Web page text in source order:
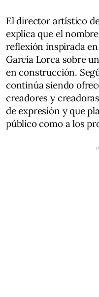
El director artístico
explica que el
reflexión inspirada
García Lorca sobre
en construcción.
continúa siendo
creadores y
de expresión y que
público como a los